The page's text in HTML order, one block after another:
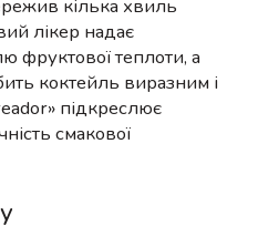
кілька хвиль
лікер надає
фруктової теплоти, а
коктейль виразним і
підкреслює
смакової